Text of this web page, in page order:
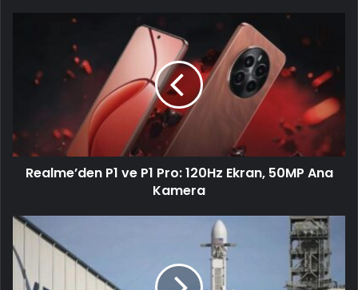
Realme’den P1 ve P1 Pro: 120Hz Ekran, 50MP Ana
Kamera